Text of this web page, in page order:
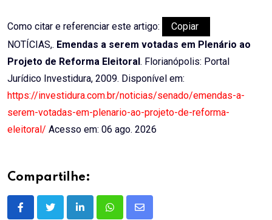
Como citar e referenciar este artigo:
Copiar
NOTÍCIAS,. Emendas a serem votadas em Plenário ao
Projeto de Reforma Eleitoral . Florianópolis: Portal
Jurídico Investidura, 2009. Disponível em:
https://investidura.com.br/noticias/senado/emendas-a-
serem-votadas-em-plenario-ao-projeto-de-reforma-
eleitoral/ Acesso em: 06 ago. 2026
Compartilhe:
LinkedInWhatsappShare